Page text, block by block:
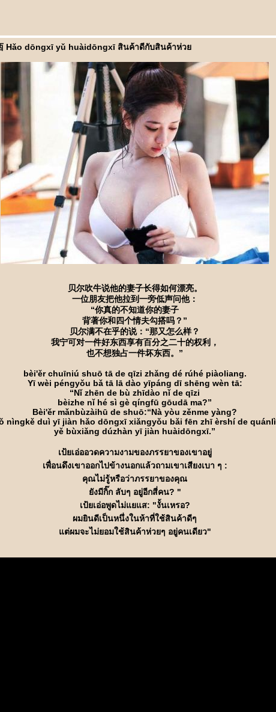
Hǎo dōngxī yǔ huàidōngxī สินค้าดีกับสินค้าห่ว
贝尔吹牛说他的妻子长得如何漂亮。
一位朋友把他拉到一旁低声问他：
“你真的不知道你的妻子
背著你和四个情夫勾搭吗？”
贝尔满不在乎的说：“那又怎么样？
我宁可对一件好东西享有百分之二十的权利，
也不想独占一件坏东西。”
bèi'ěr chuīniú shuō tā de qīzi zhǎng dé rúhé piàoliang.
Yī wèi péngyǒu bǎ tā lā dào yīpáng dī shēng wèn tā:
“Nǐ zhēn de bù zhīdào nǐ de qīzi
bèizhe nǐ hé sì gè qíngfū gōudā ma?”
Bèi'ěr mǎnbùzàihū de shuō:“Nà yòu zěnme yàng?
nìngkě duì yī jiàn hǎo dōngxī xiǎngyǒu bǎi fēn zhī èrshí de
yě bùxiǎng dúzhàn yī jiàn huàidōngxī.”
เป้ยเอ่ออวดความงามของภรรยาของเขาอยู่
เพื่อนดึงเขาออกไปข้างนอกแล้วถามเขาเสียงเบา ๆ :
คุณไม่รู้หรือว่าภรรยาของคุณ
ังมีกิ๊ก ลับๆ อยู่อีกสี่คน? "
เป้ยเอ่อพูดไม่แยแส: "งั้นเหรอ?
ผมยินดีเป็นหนึ่งในห้าที่ใช้สินค้าดีๆ
ต่ผมจะไม่ยอมใช้สินค้าห่วยๆ อยู่คนเดียว"